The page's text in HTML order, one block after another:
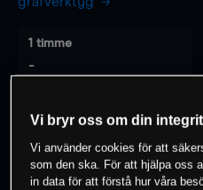
1 timme
-
7 dagar
-
Vi bryr oss om din
Vi använder cookies för att
som den ska. För att hjälpa oss
in data för att förstå hur våra